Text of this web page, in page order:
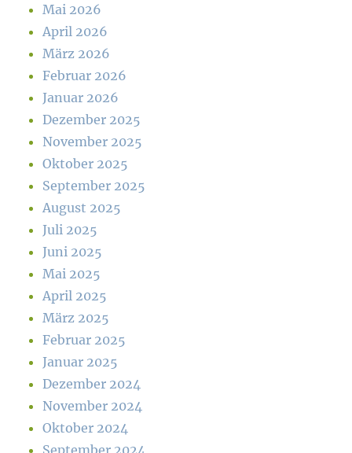
Mai 2026
April 2026
März 2026
Februar 2026
Januar 2026
Dezember 2025
November 2025
Oktober 2025
September 2025
August 2025
Juli 2025
Juni 2025
Mai 2025
April 2025
März 2025
Februar 2025
Januar 2025
Dezember 2024
November 2024
Oktober 2024